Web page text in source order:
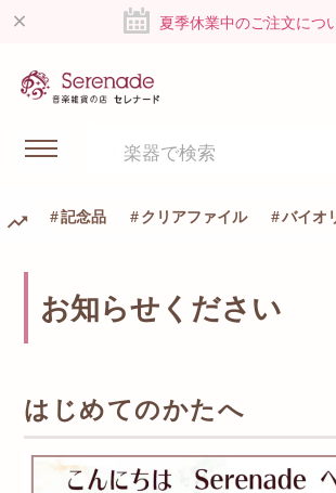
夏季休業中のご注文につ
記念品 クリアファイル バイオ
お知らせください
はじめてのかたへ